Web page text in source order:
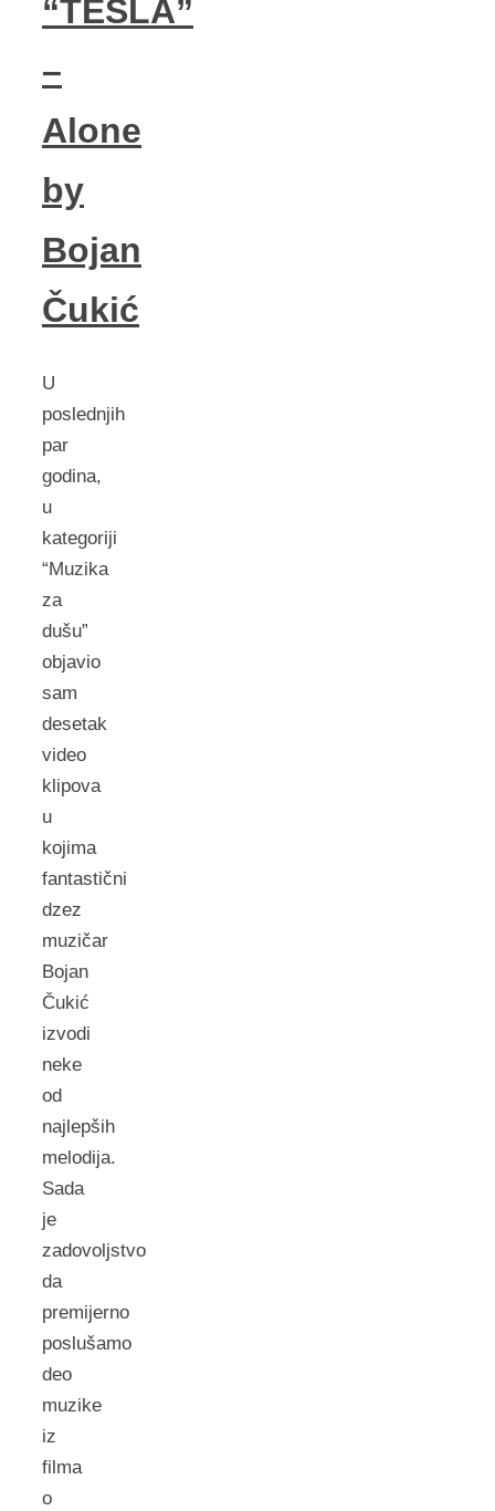
“TESLA”
–
Alone
by
Bojan
Čukić
U
poslednjih
par
godina,
u
kategoriji
“Muzika
za
dušu”
objavio
sam
desetak
video
klipova
u
kojima
fantastični
dzez
muzičar
Bojan
Čukić
izvodi
neke
od
najlepših
melodija.
Sada
je
zadovoljstvo
da
premijerno
poslušamo
deo
muzike
iz
filma
o